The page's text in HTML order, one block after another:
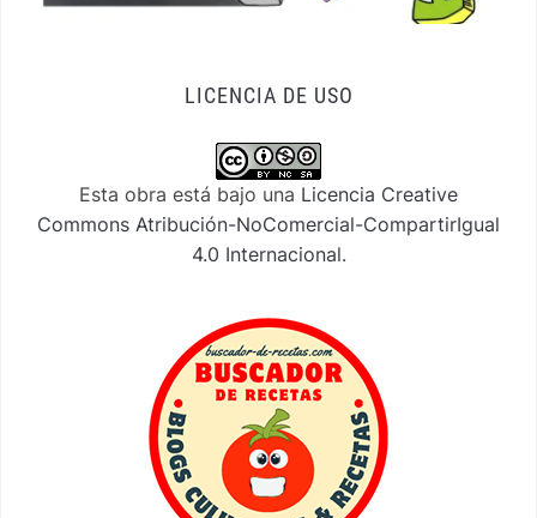
LICENCIA DE USO
Esta obra está bajo una Licencia Creative
Commons Atribución-NoComercial-CompartirIgual
4.0 Internacional.